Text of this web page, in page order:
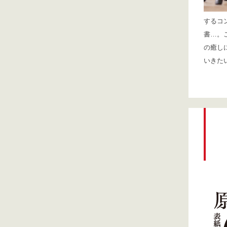
するコ
書…。
の癒し
いきた